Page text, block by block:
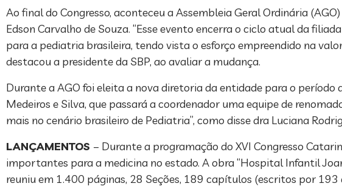
Ao final do Congresso, aconteceu a Assembleia Geral Ordinária
Edson Carvalho de Souza. “Esse evento encerra o ciclo atual da
para a pediatria brasileira, tendo vista o esforço empreendido na
destacou a presidente da SBP, ao avaliar a mudança.
Durante a AGO foi eleita a nova diretoria da entidade para o
Medeiros e Silva, que passará a coordenador uma equipe de
mais no cenário brasileiro de Pediatria”, como disse dra Luciana
LANÇAMENTOS – Durante a programação do XVI Congresso
importantes para a medicina no estado. A obra “Hospital Infantil
reuniu em 1.400 páginas, 28 Seções, 189 capítulos (escritos por